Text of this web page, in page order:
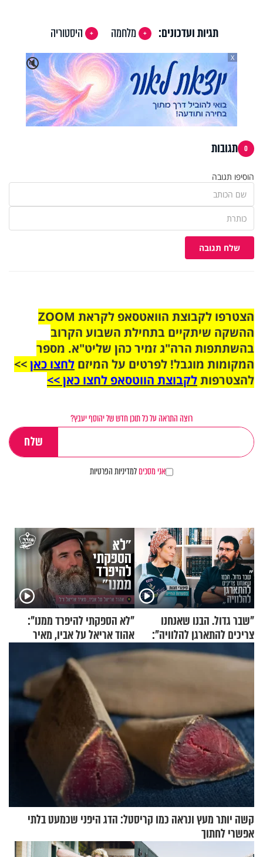
תגיות ועדכונים: מלחמה
היסטוריה
🔇
X
0 תגובות
הוסיפו תגובה
שלח תגובה
הצטרפו לקבוצת הוואטסאפ לקראת ZOOM
ההשקה שיתקיים בתחילת השבוע הקרוב
בהשתתפות הרה"ג זמיר כהן שליט"א. מספר
המקומות מוגבל! לפרטים על המיזם לחצו כאן>>
להצטרפותלקבוצת הווטסאפ לחצו כאן >>
רוצה התראה על כל תוכן חדש של יהוסף יעבץ?
אני מסכיםלמדיניות הפרטיות
"שבר גדול. הבנו שאנחנו
צריכים להתארגן להלוויה":
זוגיות במבחן, הפעם עם מרים
וגד דנינו
"לא הספקתי להיפרד ממנו":
אהוד אריאל על אביו, מאיר
אריאל ז"ל
קשה יותר מעץ ונראה כמו קריסטל: הדג היפני שכמעט בלתי
אפשרי לחתוך